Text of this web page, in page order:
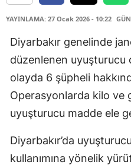
YAYINLAMA: 27 Ocak 2026 - 10:22
Diyarbakır genelinde
düzenlenen uyuşturucu
olayda 6 şüpheli
Operasyonlarda kilo ve
uyuşturucu madde ele
Diyarbakır’da
kullanımına yönelik